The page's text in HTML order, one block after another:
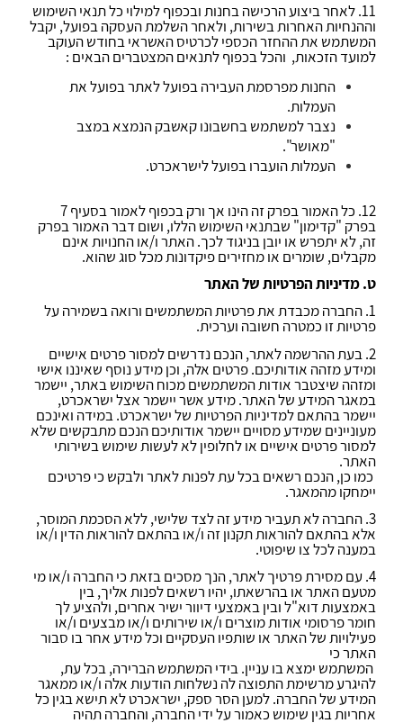
11. לאחר ביצוע הרכישה בחנות ובכפוף למילוי כל תנאי השימוש
וההנחיות האחרות בשירות, ולאחר השלמת העסקה בפועל, יקבל
המשתמש את ההחזר הכספי לכרטיס האשראי בחודש העוקב
למועד הזכאות, והכל בכפוף לתנאים המצטברים הבאים :
החנות מפרסמת העבירה בפועל לאתר בפועל את
העמלות.
נצבר למשתמש בחשבונו קאשבק הנמצא במצב
"מאושר".
העמלות הועברו בפועל לישראכרט.
12. כל האמור בפרק זה הינו אך ורק בכפוף לאמור בסעיף 7
בפרק "קדימון" שבתנאי השימוש הללו, ושום דבר האמור בפרק
זה, לא יתפרש או יובן בניגוד לכך. האתר ו/או החנויות אינם
מקבלים, שומרים או מחזירים פיקדונות מכל סוג שהוא.
ט. מדיניות הפרטיות של האתר
1. החברה מכבדת את פרטיות המשתמשים ורואה בשמירה על
פרטיות זו כמטרה חשובה וערכית.
2. בעת ההרשמה לאתר, הנכם נדרשים למסור פרטים אישיים
ומידע מזהה אודותיכם. פרטים אלה, וכן מידע נוסף שאיננו אישי
ומזהה שיצטבר אודות המשתמשים מכוח השימוש באתר, יישמר
במאגר המידע של האתר. מידע אשר יישמר אצל ישראכרט,
יישמר בהתאם למדיניות הפרטיות של ישראכרט. במידה ואינכם
מעוניינים שמידע מסויים יישמר אודותיכם הנכם מתבקשים שלא
למסור פרטים אישיים או לחלופין לא לעשות שימוש בשירותי
האתר.
כמו כן, הנכם רשאים בכל עת לפנות לאתר ולבקש כי פרטיכם
יימחקו מהמאגר.
3. החברה לא תעביר מידע זה לצד שלישי, ללא הסכמת המוסר,
אלא בהתאם להוראות תקנון זה ו/או בהתאם להוראות הדין ו/או
במענה לכל צו שיפוטי.
4. עם מסירת פרטיך לאתר, הנך מסכים בזאת כי החברה ו/או מי
מטעם האתר או בהרשאתו, יהיו רשאים לפנות אליך, בין
באמצעות דוא"ל ובין באמצעי דיוור ישיר אחרים, ולהציע לך
חומר פרסומי אודות מוצרים ו/או שירותים ו/או מבצעים ו/או
פעילויות של האתר או שותפיו העסקיים וכל מידע אחר בו סבור
האתר כי
המשתמש ימצא בו עניין. בידי המשתמש הברירה, בכל עת,
להיגרע מרשימת התפוצה לה נשלחות הודעות אלה ו/או ממאגר
המידע של החברה. למען הסר ספק, ישראכרט לא תישא בגין כל
אחריות בגין שימוש כאמור על ידי החברה, והחברה תהיה